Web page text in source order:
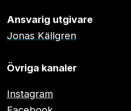
Ansvarig utgivare
Jonas Källgren
Övriga kanaler
Instagram